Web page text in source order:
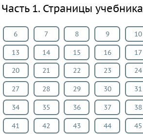
Русский
Немецкий
язык
Белорусский
язык
Французский
язык
Информатика
Музыка
Часть 1. Страницы учебника
6 7 8 9 10
13 14 15 16 17
20 21 22 23 24
27 28 29 30 31
34 35 36 37 38
41 42 43 44 45